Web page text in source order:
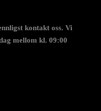
kontakt oss. Vi
mellom kl. 09:00